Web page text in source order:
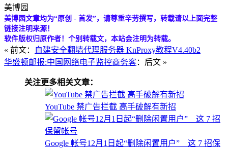
美博园
美博园文章均为“原创 - 首发”，请尊重辛劳撰写，转载请以上面完整
链接注明来源！
软件版权归原作者！个别转载文，本站会注明为转载。
« 前文：
自建安全翻墙代理服务器 KnProxy教程V4.40b2
华盛顿邮报:中国网络电子监控商务客：后文 »
关注更多相关文章：
YouTube 禁广告拦截 高手破解有新招
Google 帐号12月1日起“删除闲置用户” 这 7 招保